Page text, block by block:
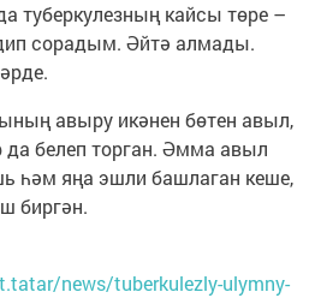
туберкулезның кайсы төре –
сорадым. Әйтә алмады.
авыру икәнен бөтен авыл,
белеп торган. Әмма авыл
һәм яңа эшли башлаган кеше,
биргән.
news/tuberkulezly-ulymny-